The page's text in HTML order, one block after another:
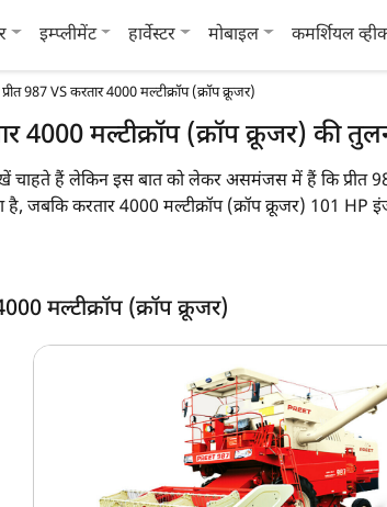
इम्प्लीमेंट हार्वेस्टर मोबाइल कमर्शियल
987 VS करतार 4000 मल्टीक्रॉप (क्रॉप क्रूजर)
4000 मल्टीक्रॉप (क्रॉप क्रूजर) की
चाहते हैं लेकिन इस बात को लेकर असमंजस में हैं कि प्रीत
जबकि करतार 4000 मल्टीक्रॉप (क्रॉप क्रूजर) 101
मल्टीक्रॉप (क्रॉप क्रूजर)
प्रीत 987
बहु फसल
101 HP
मल्टीक्रॉप (क्रॉप क्रूजर)